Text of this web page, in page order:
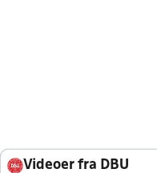
Videoer fra DBU